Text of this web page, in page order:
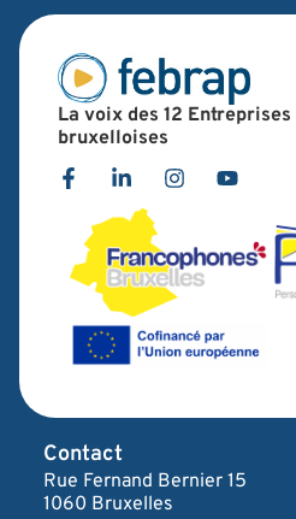
La voix des 12
bruxelloises
Contact
Rue Fernand Bernier 15
1060 Bruxelles